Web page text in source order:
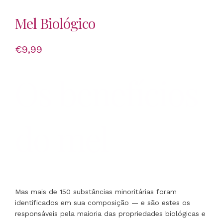
Mel Biológico
€9,99
Mas mais de 150 substâncias minoritárias foram
identificados em sua composição — e são estes os
responsáveis ​​pela maioria das propriedades biológicas e